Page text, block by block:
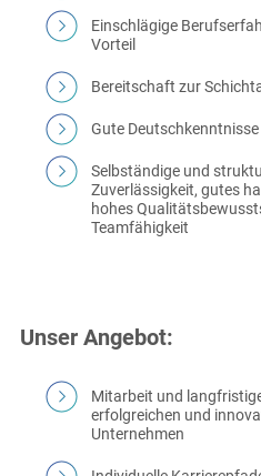
Einschlägige
Vorteil
Bereitschaft zur
Gute
Selbständige und
Zuverlässigkeit, gutes
hohes
Teamfähigkeit
Unser Angebot:
Mitarbeit und
erfolgreichen und
Unternehmen